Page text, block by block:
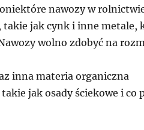
nawozy w
jak cynk i inne metale,
wolno zdobyć na
inna materia organiczna
jak osady ściekowe i co